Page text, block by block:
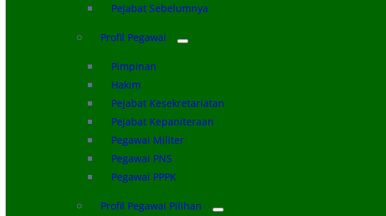
Pejabat Sebelumnya
Profil Pegawai
Pimpinan
Hakim
Pejabat Kesekretariatan
Pejabat Kepaniteraan
Pegawai Militer
Pegawai PNS
Pegawai PPPK
Profil Pegawai Pilihan